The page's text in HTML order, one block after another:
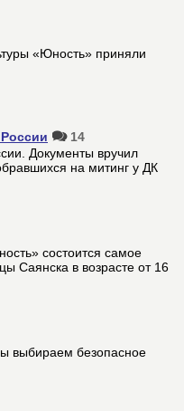
«Юность» приняли
14
Документы вручил
на митинг у ДК
состоится самое
Саянска в возрасте от 16
выбираем безопасное